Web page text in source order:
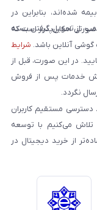
شده‌اند، بنابراین در
از تحویل گرفتن بسته
صورتی امکان‌پذیر است که
آنلاین باشد. شرایط
در این صورت، قبل از
بخش خدمات پس از فروش
نگردد.
مستقیم کاربران
می‌کنیم با توسعه
از خرید دیجیتال در
خرید کالای دیجیتال،
روشن‌تر می‌کند. ما باور
است که صداقت و شفافیت